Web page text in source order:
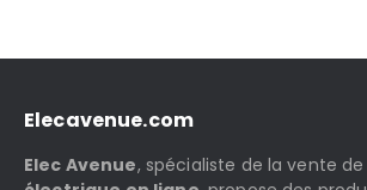
Elecavenue.com
Elec Avenue, spécialiste de la vente de